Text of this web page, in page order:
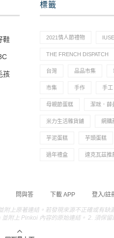
鞋
孩
標籤
2021情人節禮物 IUSE
THE FRENCH DISPATCH
台灣 品品市集
市集 手作 手工
母親節蛋糕 潔咪．薛
米力生活雜貨舖 網購
芋泥蛋糕 芋頭蛋糕
過年禮盒 達克瓦茲推
問與答 下載 APP 登入/註
上原著連結。若發現來源不正確或有
附上 Pinkoi 內容的原始連結。 2. 須保